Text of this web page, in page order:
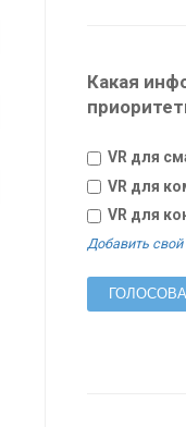
Какая
VR для
VR для
VR для
Добавить свой